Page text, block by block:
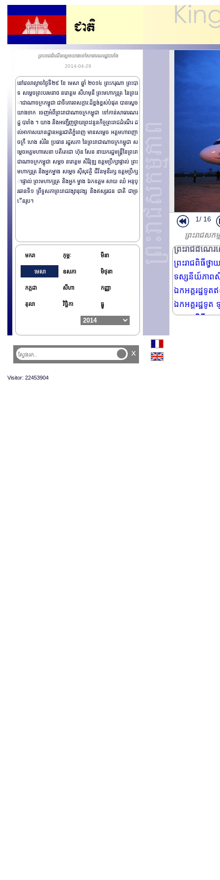
ព្រះរាជដំណើរសេ្តចយាងទៅសាធារណរដ្ឋបារាំង
2014-04-29
នៅវេលាល្ងាចថ្ងៃទី២៩ ខែ មេសា ឆ្នាំ ២០១៤ ព្រះករុណា ព្រះបា
ទ សម្តេចព្រះបរមនាថ នរោត្តម សីហមុនី ព្រះមហាក្សត្រ នៃព្រះរ
ាជាណាចក្រកម្ពុជា ជាទីគោរពសក្ការ:ដ៏ខ្ពង់ខ្ពស់បំផុត បានស្តេច
យាងចាក ចេញអំពីព្រះរាជាណាចក្រកម្ពុជា ទៅកាន់សាធារណរ
ដ្ឋ បារាំង ។ យាង និងអញ្ជើញថ្វាយព្រះវន្ទនកិច្ចព្រះរាជដំណើរ ដ
ល់អាកាសយានដ្ឋានអន្តរជាតិភ្នំពេញ មានសម្តេច អគ្គមហាពញា
ចក្រី ហេង សំរិន ប្រធាន រដ្ឋសភា នៃព្រះរាជាណាចក្រកម្ពុជា ស
ម្តេចអគ្គមហាសេនា បតីតេជោ ហ៊ុន សែន នាយករដ្ឋមន្ត្រីនៃព្រះរា
ជា​ណាចក្រកម្ពុជា សម្តច នរោត្តម សិរិវុឌ្ឍ ឧត្តមប្រឹក្សា​ផ្ទាល់ ព្រះ
មហាក្សត្រ និងអ្នកម្នាង សម្តេច ស៊ីសុវត្ថិ ជីវ័នមុនីរក្ស ឧត្តមប្រឹក្ស
ាផ្ទាល់ ព្រះមហាក្សត្រ និងអ្នក ម្នាង ឯកឧត្តម សាយ ឈំ អនុប្
រធានទី១ ព្រឹទ្ធ​សភា ​ព្រះរាជវង្សានុវង្ស និងឥស្សរ​ជន ជាតិ ជាច្រ
ើនរូប។
មករា កុម្ភៈ មីនា
មេសា ឧសភា មិថុនា
កក្កដា សីហា កញ្ញា
តុលា វិច្ឆិកា ធ្នូ
1/ 16
ព្រះរាជសក
ព្រះរាជដំណើរ
ព្រះរាជពិធីថ្វ
ទស្សនីយ៍ភាពសិ
ឯកអគ្គរដ្ឋទូត
ឯកអគ្គរដ្ឋទូត
ព្រះរាជពិធីថ្វា
x
Visitor: 22453904